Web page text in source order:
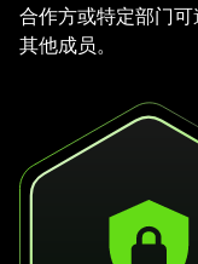
合作方或特定部门
其他成员。